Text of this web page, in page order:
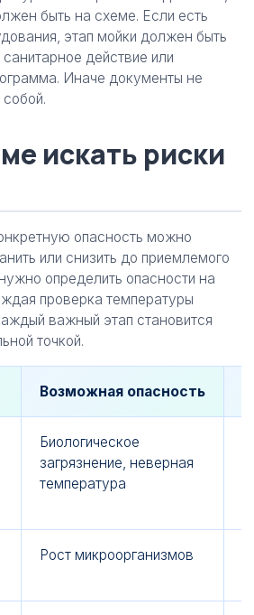
быть на схеме. Если есть
этап мойки должен быть
действие или
Иначе документы не
искать риски
опасность можно
или снизить до приемлемого
определить опасности на
проверка температуры
важный этап становится
точкой.
Возможная опасность
Биологическое
загрязнение, неверная
температура
Рост микроорганизмов